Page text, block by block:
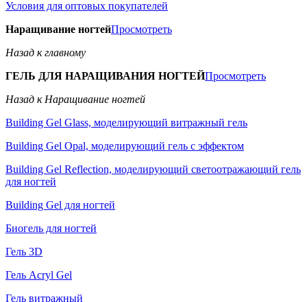
Условия для оптовых покупателей
Наращивание ногтейПросмотреть
Назад к главному
ГЕЛЬ ДЛЯ НАРАЩИВАНИЯ НОГТЕЙПросмотреть
Назад к Наращивание ногтей
Building Gel Glass, моделирующий витражный гель
Building Gel Opal, моделирующий гель с эффектом
Building Gel Reflection, моделирующий светоотражающий гель
для ногтей
Building Gel для ногтей
Биогель для ногтей
Гель 3D
Гель Acryl Gel
Гель витражный